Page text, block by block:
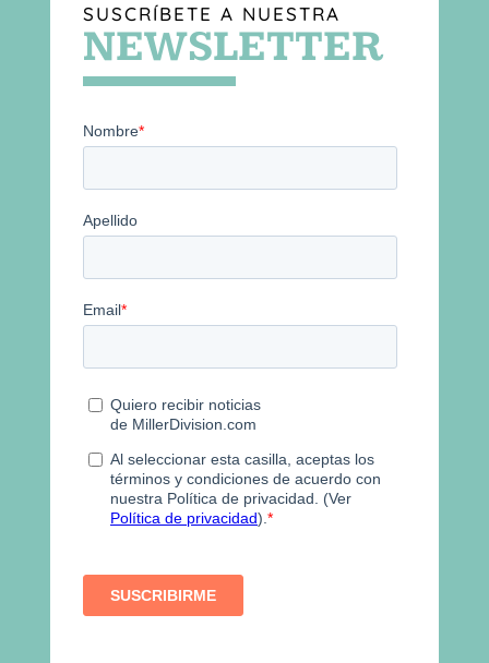
SUSCRÍBETE A NUESTRA
NEWSLETTER